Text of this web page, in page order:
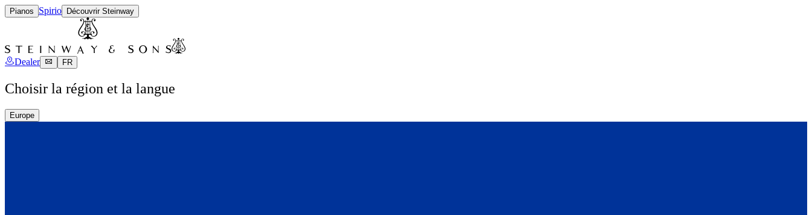
Pianos Spirio Découvrir Steinway
Dealer FR
Choisir la région et la langue
Europe